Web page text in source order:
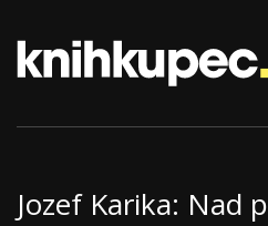
Jozef Karika: Nad